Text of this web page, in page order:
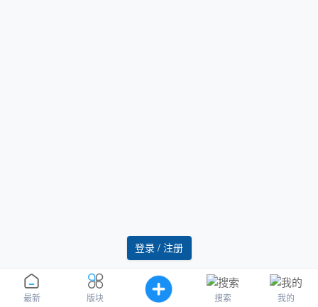
最新 版块 搜索 我的
登录 / 注册